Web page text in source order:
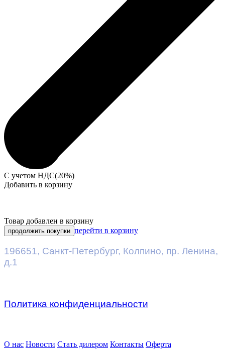
С учетом НДС(20%)
Добавить в корзину
Товар добавлен в корзину
продолжить покупки перейти в корзину
196651, Санкт-Петербург, Колпино, пр. Ленина,
д.1
Политика конфиденциальности
О нас Новости Стать дилером Контакты Оферта